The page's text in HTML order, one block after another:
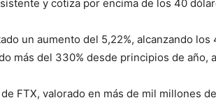
y cotiza por encima de los 40
un aumento del 5,22%, alcanzando
más del 330% desde principios de
FTX, valorado en más de mil millones